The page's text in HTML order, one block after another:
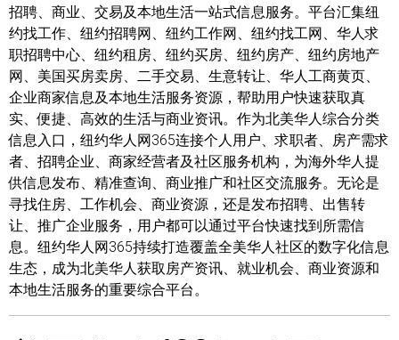
招聘、商业、交易及本地生活一站式信息服务。平台汇集纽
约找工作、纽约招聘网、纽约工作网、纽约找工网、华人求
职招聘中心、纽约租房、纽约买房、纽约房产、纽约房地产
网、美国买房卖房、二手交易、生意转让、华人工商黄页、
企业商家信息及本地生活服务资源，帮助用户快速获取真
实、便捷、高效的生活与商业资讯。作为北美华人综合分类
信息入口，纽约华人网365连接个人用户、求职者、房产需求
者、招聘企业、商家经营者及社区服务机构，为海外华人提
供信息发布、精准查询、商业推广和社区交流服务。无论是
寻找住房、工作机会、商业资源，还是发布招聘、出售转
让、推广企业服务，用户都可以通过平台快速找到所需信
息。纽约华人网365持续打造覆盖全美华人社区的数字化信息
生态，成为北美华人获取房产资讯、就业机会、商业资源和
本地生活服务的重要综合平台。